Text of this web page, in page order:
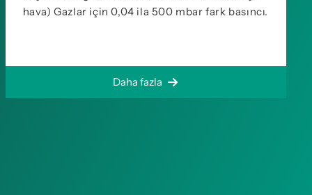
hava) Gazlar için 0,04 ila 500 mbar fark basıncı.
Daha fazla